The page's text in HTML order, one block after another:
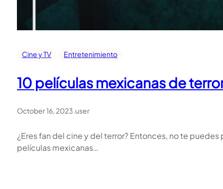
Cine y TV Entretenimiento
10 películas mexicanas de
October 16, 2023 user
¿Eres fan del cine y del terror? Entonces, no te
películas mexicanas…